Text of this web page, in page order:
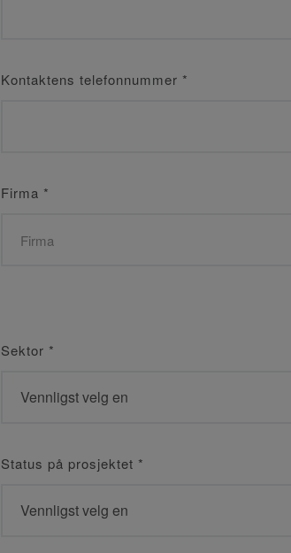
Kontaktens telefonnummer *
Firma *
Sektor *
Status på prosjektet *